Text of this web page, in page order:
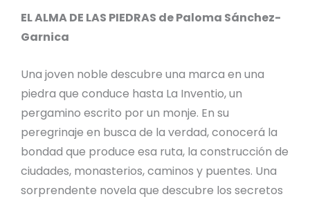
EL ALMA DE LAS PIEDRAS de Paloma Sánchez-
Garnica
Una joven noble descubre una marca en una
piedra que conduce hasta La Inventio, un
pergamino escrito por un monje. En su
peregrinaje en busca de la verdad, conocerá la
bondad que produce esa ruta, la construcción de
ciudades, monasterios, caminos y puentes. Una
sorprendente novela que descubre los secretos